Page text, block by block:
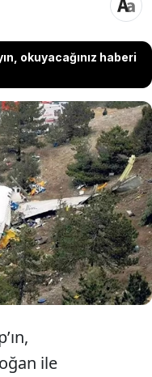
okuyacağınız haberi
rezervlerinin üzerine
sır perdesi çöktüğünü
Yavuzyılmaz, “Kaza
yerlerde olurdu”
ile